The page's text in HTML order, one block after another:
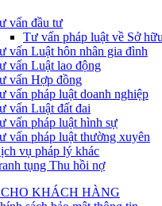
vấn đầu tư
Tư vấn pháp luật về Sở
vấn Luật hôn nhân gia đình
vấn Luật lao động
vấn Hợp đồng
vấn pháp luật doanh nghiệp
vấn Luật đất đai
vấn pháp luật hình sự
vấn pháp luật thường xuyên
vụ pháp lý khác
tụng Thu hồi nợ
KHÁCH HÀNG